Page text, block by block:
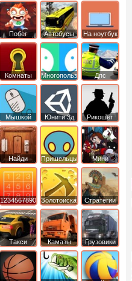
Побег Автобусы На ноутбук
Комнаты Многопользовательские
Дпс
Мышкой Юнити 3д Рикошет
Найди
выход
Пришельцы Мини
1234567890 ЗолотоискательСтратегии
Такси Камазы Грузовики